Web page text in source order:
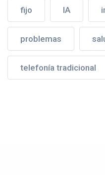
fijo IA
problemas
telefonía tradicional